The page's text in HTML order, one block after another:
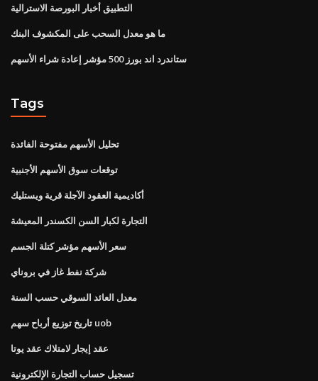
التطبيق أخبار البورصة الاسترالية
ما هو معدل السحب على المكشوف البنك
ستاندرد اند بورز 500 مؤشر إعادة شراء الأسهم
Tags
تحليل الأسهم مفتوحة الفائدة
توقعات سوق الأسهم الأجنبية
أكاديمية العقود الآجلة قرية ويستليك
التجارة لكبار السن الكسندر المعيشة
سعر الأسهم مؤشر كتلة الجسم
شركة نفط غاز في بروناي
معدل العائد السوقي حسب السنة
تاريخ توزيع أرباح سهم uob
عقد إيجار لامتلاك عقد يوتا
تسجيل حساب التجارة الإلكترونية